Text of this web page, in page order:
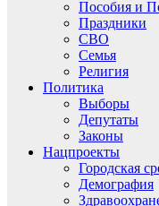
Пособия и
Праздники
СВО
Семья
Религия
Политика
Выборы
Депутаты
Законы
Нацпроекты
Городская
Демография